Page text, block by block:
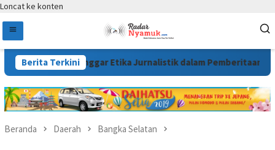
Loncat ke konten
Berita Terkini
Melanggar Etika Jurnalistik dalam Pemberitaan Tin Slag
Beranda Daerah Bangka Selatan